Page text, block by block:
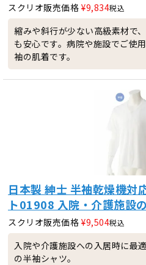
スクリオ販売価格 ¥9,834税込
縮みや斜行が少ない高級素材で
も安心です。病院や施設でご使
袖の肌着です。
日本製 紳士 半袖乾燥機対
ト01908 入院・介護施設
スクリオ販売価格 ¥9,504税込
入院や介護施設への入居時に最
の半袖シャツ。